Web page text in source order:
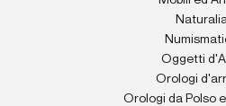
Oggetti
Orologi
Orologi da Polso